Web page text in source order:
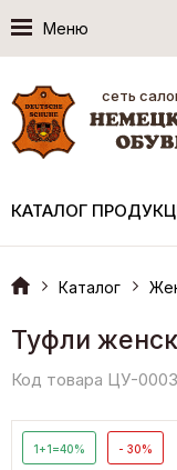
Меню
сеть
КАТАЛОГ
Каталог
Туфли
Код товара ЦУ-
1+1=40% - 30%